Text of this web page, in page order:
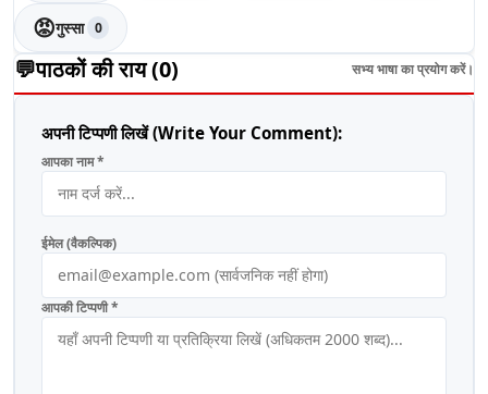
😡गुस्सा 0
💬पाठकों की राय (0) सभ्य भाषा का प्रयोग करें।
अपनी टिप्पणी लिखें (Write Your Comment):
आपका नाम *
ईमेल (वैकल्पिक)
आपकी टिप्पणी *